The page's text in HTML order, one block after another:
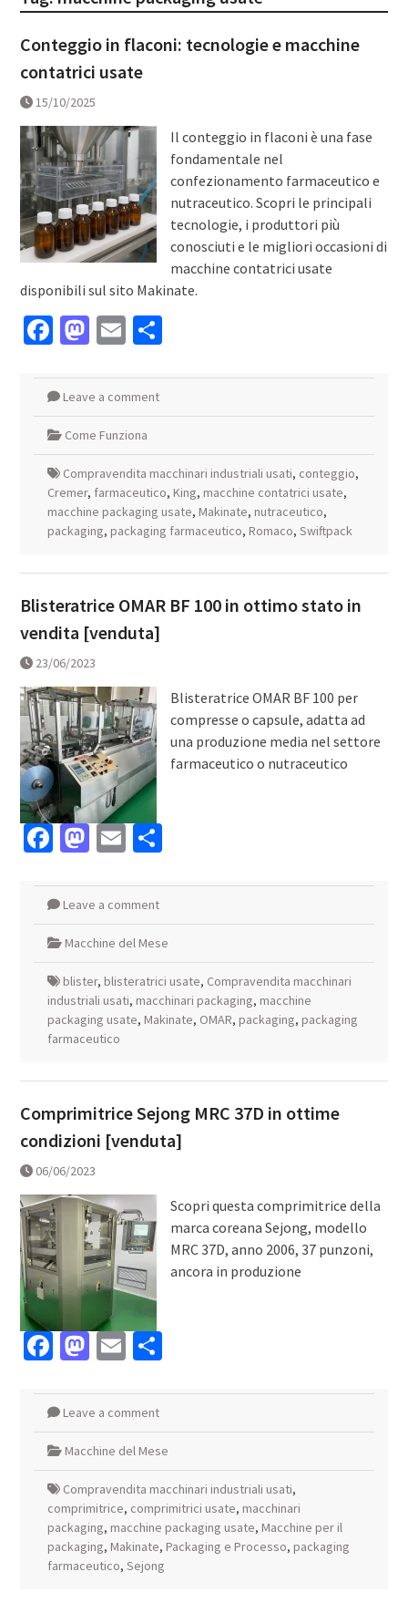
Conteggio in flaconi: tecnologie e macchine
contatrici usate
15/10/2025
Il conteggio in flaconi è una fase
fondamentale nel
confezionamento farmaceutico e
nutraceutico. Scopri le principali
tecnologie, i produttori più
conosciuti e le migliori occasioni di
macchine contatrici usate
disponibili sul sito Makinate.
Facebook
Mastodon
EmailCondividi
Leave a comment
Come Funziona
Compravendita macchinari industriali usati, conteggio,
Cremer, farmaceutico, King, macchine contatrici usate,
macchine packaging usate, Makinate, nutraceutico,
packaging, packaging farmaceutico, Romaco, Swiftpack
Blisteratrice OMAR BF 100 in ottimo stato in
vendita [venduta]
23/06/2023
Blisteratrice OMAR BF 100 per
compresse o capsule, adatta ad
una produzione media nel settore
farmaceutico o nutraceutico
Facebook
Mastodon
EmailCondividi
Leave a comment
Macchine del Mese
blister, blisteratrici usate, Compravendita macchinari
industriali usati, macchinari packaging, macchine
packaging usate, Makinate, OMAR, packaging, packaging
farmaceutico
Comprimitrice Sejong MRC 37D in ottime
condizioni [venduta]
06/06/2023
Scopri questa comprimitrice della
marca coreana Sejong, modello
MRC 37D, anno 2006, 37 punzoni,
ancora in produzione
Facebook
Mastodon
EmailCondividi
Leave a comment
Macchine del Mese
Compravendita macchinari industriali usati,
comprimitrice, comprimitrici usate, macchinari
packaging, macchine packaging usate, Macchine per il
packaging, Makinate, Packaging e Processo, packaging
farmaceutico, Sejong